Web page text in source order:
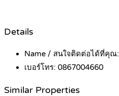
Details
Name / สนใจติดต่อได้ที่คุณ:
เบอร์โทร: 0867004660
Similar Properties